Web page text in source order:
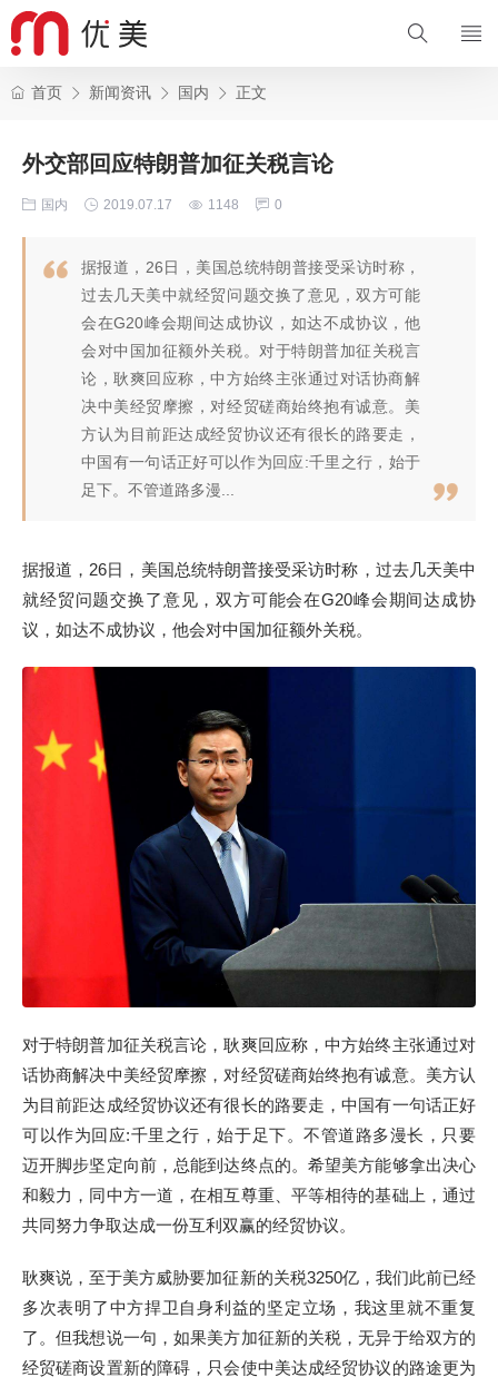
首页 新闻资讯 国内 正文
外交部回应特朗普加征关税言论
国内 2019.07.17 1148 0
据报道，26日，美国总统特朗普接受采访时称，
过去几天美中就经贸问题交换了意见，双方可能
会在G20峰会期间达成协议，如达不成协议，他
会对中国加征额外关税。对于特朗普加征关税言
论，耿爽回应称，中方始终主张通过对话协商解
决中美经贸摩擦，对经贸磋商始终抱有诚意。美
方认为目前距达成经贸协议还有很长的路要走，
中国有一句话正好可以作为回应:千里之行，始于
足下。不管道路多漫...
据报道，26日，美国总统特朗普接受采访时称，过去几天美中
就经贸问题交换了意见，双方可能会在G20峰会期间达成协
议，如达不成协议，他会对中国加征额外关税。
对于特朗普加征关税言论，耿爽回应称，中方始终主张通过对
话协商解决中美经贸摩擦，对经贸磋商始终抱有诚意。美方认
为目前距达成经贸协议还有很长的路要走，中国有一句话正好
可以作为回应:千里之行，始于足下。不管道路多漫长，只要
迈开脚步坚定向前，总能到达终点的。希望美方能够拿出决心
和毅力，同中方一道，在相互尊重、平等相待的基础上，通过
共同努力争取达成一份互利双赢的经贸协议。
耿爽说，至于美方威胁要加征新的关税3250亿，我们此前已经
多次表明了中方捍卫自身利益的坚定立场，我这里就不重复
了。但我想说一句，如果美方加征新的关税，无异于给双方的
经贸磋商设置新的障碍，只会使中美达成经贸协议的路途更为